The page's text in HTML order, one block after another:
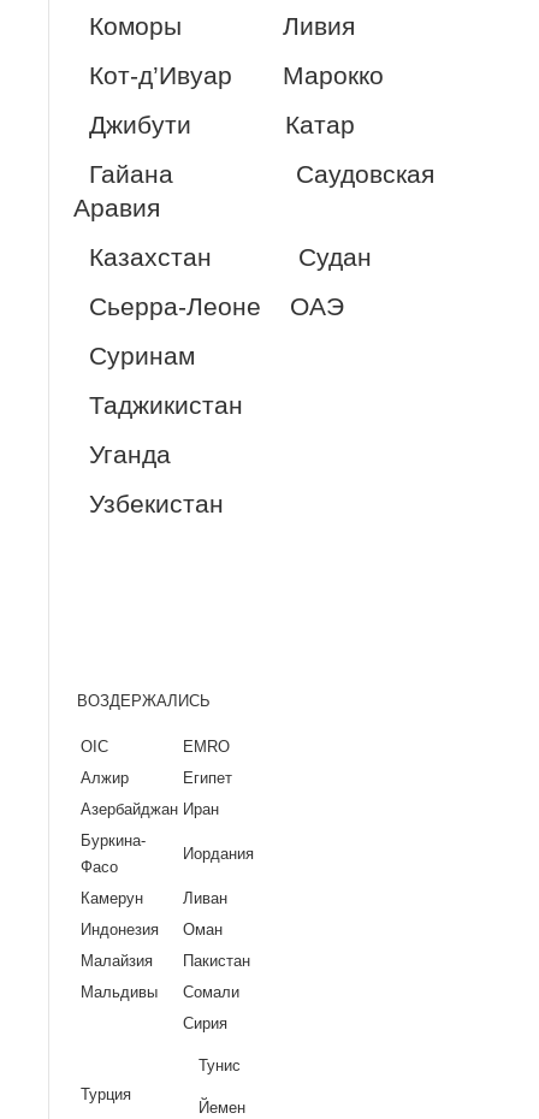
Коморы Ливия
Кот-д’Ивуар Марокко
Джибути Катар
Гайана Саудовская
Аравия
Казахстан Судан
Сьерра-Леоне ОАЭ
Суринам
Таджикистан
Уганда
Узбекистан
ВОЗДЕРЖАЛИСЬ
OIC
EMRO
Алжир
Египет
Азербайджан Иран
Буркина-
Фасо
Иордания
Камерун
Ливан
Индонезия
Оман
Малайзия
Пакистан
Мальдивы
Сомали
Турция
Сирия
Тунис
Йемен